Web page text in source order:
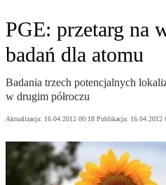
PGE: przetarg na
badań dla atomu
Badania trzech potencjalnych
w drugim półroczu
Aktualizacja: 16.04.2012 00:18 Publikacja: 16.04.2012